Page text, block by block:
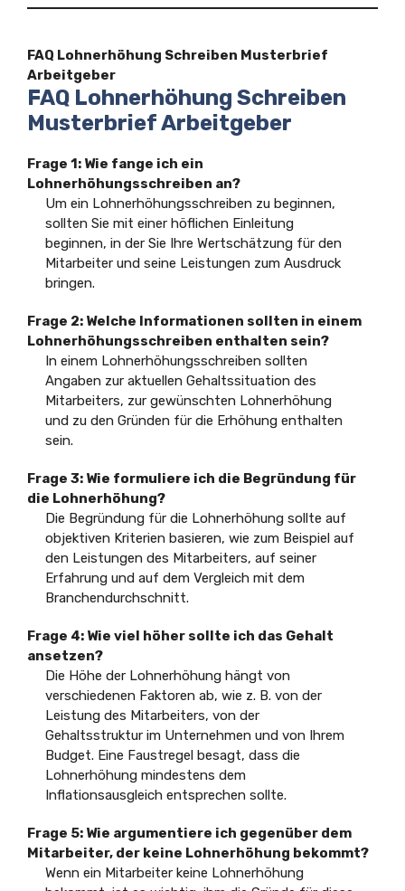
FAQ Lohnerhöhung Schreiben Musterbrief
Arbeitgeber
FAQ Lohnerhöhung Schreiben
Musterbrief Arbeitgeber
Frage 1: Wie fange ich ein
Lohnerhöhungsschreiben an?
Um ein Lohnerhöhungsschreiben zu beginnen,
sollten Sie mit einer höflichen Einleitung
beginnen, in der Sie Ihre Wertschätzung für den
Mitarbeiter und seine Leistungen zum Ausdruck
bringen.
Frage 2: Welche Informationen sollten in einem
Lohnerhöhungsschreiben enthalten sein?
In einem Lohnerhöhungsschreiben sollten
Angaben zur aktuellen Gehaltssituation des
Mitarbeiters, zur gewünschten Lohnerhöhung
und zu den Gründen für die Erhöhung enthalten
sein.
Frage 3: Wie formuliere ich die Begründung für
die Lohnerhöhung?
Die Begründung für die Lohnerhöhung sollte auf
objektiven Kriterien basieren, wie zum Beispiel auf
den Leistungen des Mitarbeiters, auf seiner
Erfahrung und auf dem Vergleich mit dem
Branchendurchschnitt.
Frage 4: Wie viel höher sollte ich das Gehalt
ansetzen?
Die Höhe der Lohnerhöhung hängt von
verschiedenen Faktoren ab, wie z. B. von der
Leistung des Mitarbeiters, von der
Gehaltsstruktur im Unternehmen und von Ihrem
Budget. Eine Faustregel besagt, dass die
Lohnerhöhung mindestens dem
Inflationsausgleich entsprechen sollte.
Frage 5: Wie argumentiere ich gegenüber dem
Mitarbeiter, der keine Lohnerhöhung bekommt?
Wenn ein Mitarbeiter keine Lohnerhöhung